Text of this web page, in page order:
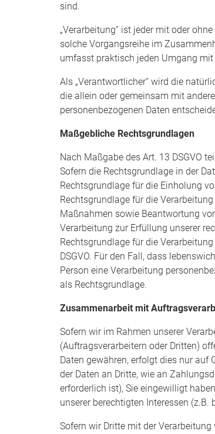
sind.
„Verarbeitung“ ist jeder mit oder
solche Vorgangsreihe im
umfasst praktisch jeden Umgang mit
Als „Verantwortlicher“ wird die
die allein oder gemeinsam mit
personenbezogenen Daten
Maßgebliche Rechtsgrundlagen
Nach Maßgabe des Art. 13 DSGVO
Sofern die Rechtsgrundlage in der
Rechtsgrundlage für die Einholung
Rechtsgrundlage für die
Maßnahmen sowie Beantwortung
Verarbeitung zur Erfüllung unserer
Rechtsgrundlage für die
DSGVO. Für den Fall, dass
Person eine Verarbeitung
als Rechtsgrundlage.
Zusammenarbeit mit
Sofern wir im Rahmen unserer
(Auftragsverarbeitern oder Dritten)
Daten gewähren, erfolgt dies nur auf
der Daten an Dritte, wie an
erforderlich ist), Sie eingewilligt
unserer berechtigten Interessen
Sofern wir Dritte mit der